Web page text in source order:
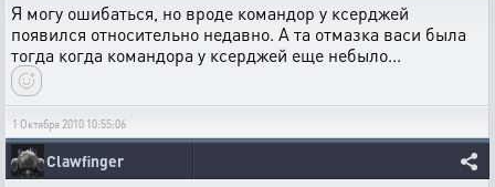
Я могу ошибаться, но вроде командор у ксерджей
появился относительно недавно. А та отмазка васи была
тогда когда командора у ксерджей еще небыло...
1 Октября 2010 10:55:06
Clawfinger